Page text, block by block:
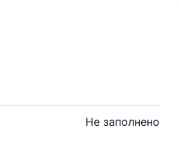
Не заполнено